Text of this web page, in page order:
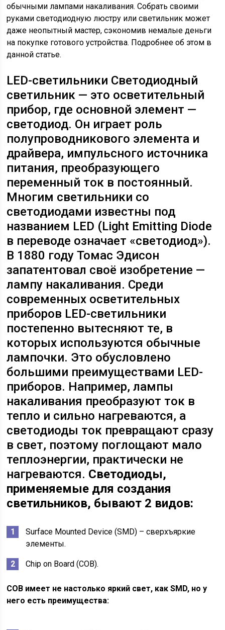
обычными лампами накаливания. Собрать своими
руками светодиодную люстру или светильник может
даже неопытный мастер, сэкономив немалые деньги
на покупке готового устройства. Подробнее об этом в
данной статье.
LED-светильники Светодиодный
светильник — это осветительный
прибор, где основной элемент —
светодиод. Он играет роль
полупроводникового элемента и
драйвера, импульсного источника
питания, преобразующего
переменный ток в постоянный.
Многим светильники со
светодиодами известны под
названием LED (Light Emitting Diode
в переводе означает «светодиод»).
В 1880 году Томас Эдисон
запатентовал своё изобретение —
лампу накаливания. Среди
современных осветительных
приборов LED-светильники
постепенно вытесняют те, в
которых используются обычные
лампочки. Это обусловлено
большими преимуществами LED-
приборов. Например, лампы
накаливания преобразуют ток в
тепло и сильно нагреваются, а
светодиоды ток превращают сразу
в свет, поэтому поглощают мало
теплоэнергии, практически не
нагреваются. Светодиоды,
применяемые для создания
светильников, бывают 2 видов:
Surface Mounted Device (SMD) – сверхъяркие
элементы.
Сhip on Board (СОВ).
СОВ имеет не настолько яркий свет, как SMD, но у
него есть преимущества: